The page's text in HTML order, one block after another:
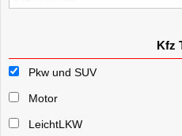
Kfz
Pkw und SUV
Motor
LeichtLKW